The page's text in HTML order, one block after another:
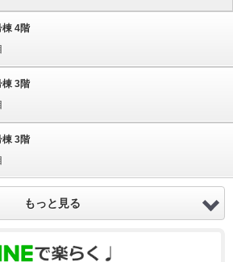
棟 4階
棟 3階
棟 3階
もっと見る